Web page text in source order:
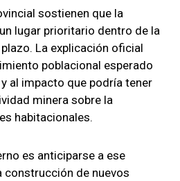
sostienen que la
lugar prioritario dentro de la
La explicación oficial
poblacional esperado
al impacto que podría tener
minera sobre la
habitacionales.
es anticiparse a ese
construcción de nuevos